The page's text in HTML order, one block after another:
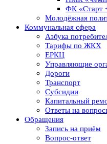
ФК «Старт
Молодёжная
Коммунальная сфера
Азбука
Тарифы по ЖКХ
ЕРКЦ
Управляющие
Дороги
Транспорт
Субсидии
Капитальный
Ответы на
Обращения
Запись на приём
Вопрос-ответ